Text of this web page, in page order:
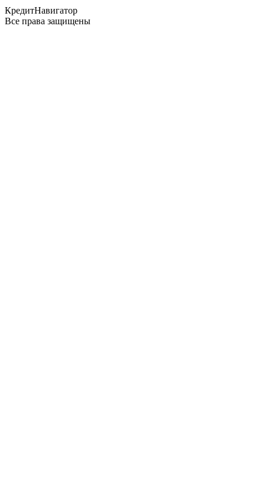
КредитНавигатор
Все права защищены